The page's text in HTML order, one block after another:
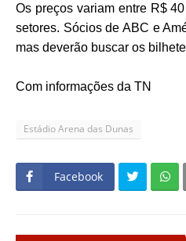
Os preços variam entre R$
setores. Sócios de ABC e
mas deverão buscar os
Com informações da TN
Estádio Arena das Dunas
Facebook